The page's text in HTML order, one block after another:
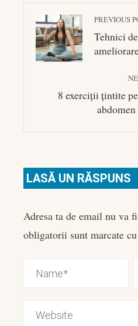
PREVIOUS
Tehnici
8 exerciții țintite
LASĂ UN RĂSPUNS
Adresa ta de email nu va
obligatorii sunt marcate cu